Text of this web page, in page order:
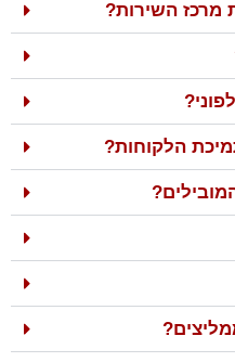
מרכז השירות?
הלקוחות?